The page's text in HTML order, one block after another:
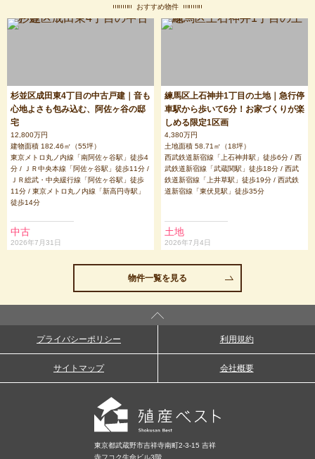
おすすめ物件
杉並区成田東4丁目の中古戸建｜音も
心地よさも包み込む、阿佐ヶ谷の邸
宅
12,800万円
建物面積 182.46㎡（55坪）
東京メトロ丸ノ内線「南阿佐ヶ谷駅」徒歩4
分 / ＪＲ中央本線「阿佐ヶ谷駅」徒歩11分 /
ＪＲ総武・中央緩行線「阿佐ヶ谷駅」徒歩
11分 / 東京メトロ丸ノ内線「新高円寺駅」
徒歩14分
中古
2026年7月31日
練馬区上石神井1丁目の土地｜急行停
車駅から歩いて6分！お家づくりが楽
しめる限定1区画
4,380万円
土地面積 58.71㎡（18坪）
西武鉄道新宿線「上石神井駅」徒歩6分 / 西
武鉄道新宿線「武蔵関駅」徒歩18分 / 西武
鉄道新宿線「上井草駅」徒歩19分 / 西武鉄
道新宿線「東伏見駅」徒歩35分
土地
2026年7月4日
物件一覧を見る
プライバシーポリシー 利用規約
サイトマップ 会社概要
東京都武蔵野市吉祥寺南町2-3-15 吉祥
寺フコク生命ビル3階